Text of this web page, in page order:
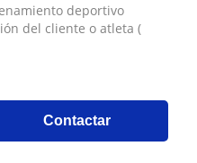
deportivo
del cliente o atleta (
Contactar